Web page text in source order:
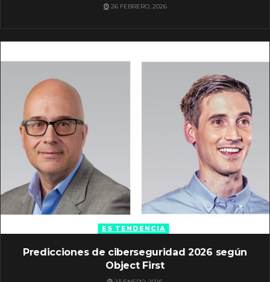
26 FEBRERO, 2026
ES TENDENCIA
Predicciones de ciberseguridad 2026 según
Object First